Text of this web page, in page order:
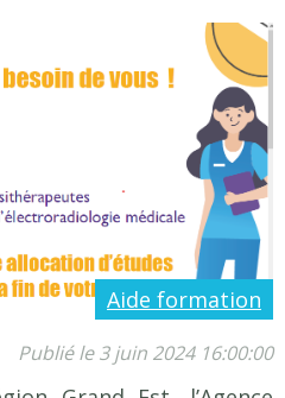
Aide formation
Publié le 3 juin 2024 16:00:00